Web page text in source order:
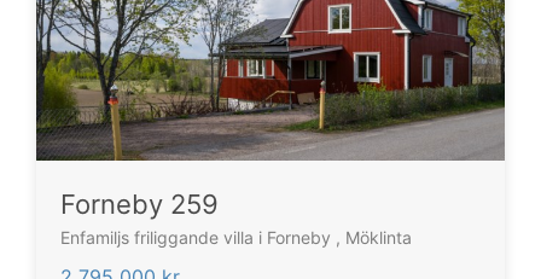
Forneby 259
Enfamiljs friliggande villa i Forneby , Möklinta